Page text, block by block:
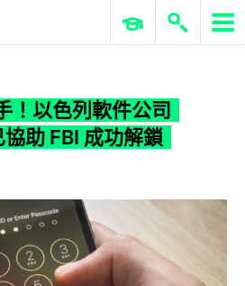
ERP 與商業 AI
！以色列軟件公司
助 FBI 成功解鎖